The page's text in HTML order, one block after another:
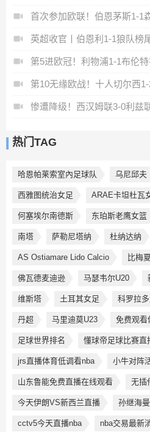
惨遭降级！西汉姆联3-0利兹
热门TAG
哈恩帕莱索室內足球队 乌尼邱夫
西雅图统治女足 ARAE卡坦杜瓦
何塞埃尔南德斯 东珀斯老鹰女篮
南塔 萨勒尼塔纳 杜纳达纳
AS Ostiamare Lido Calcio 比梅
佛瓦德麦迪逊 马瑟韦尔U20
维斯塔 土耳其女足 科罗拉
丹超 马里迪莫U23 免费观看
足球世界排名 懂球帝足球比赛直
jrs直播体育低调看nba 小牛对阵
山东鲁能免费直播在线观看 无插
今天伊朗VS新西兰直播 孙继海
cctv5今天直播nba nba交易最新